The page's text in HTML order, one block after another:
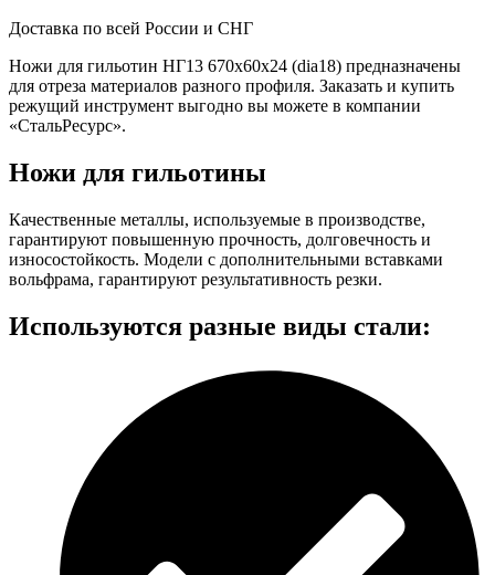
Доставка по всей России и СНГ
Ножи для гильотин НГ13 670x60x24 (dia18) предназначены
для отреза материалов разного профиля. Заказать и купить
режущий инструмент выгодно вы можете в компании
«СтальРесурс».
Ножи для гильотины
Качественные металлы, используемые в производстве,
гарантируют повышенную прочность, долговечность и
износостойкость. Модели с дополнительными вставками
вольфрама, гарантируют результативность резки.
Используются разные виды стали: